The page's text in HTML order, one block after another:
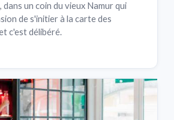
un coin du vieux Namur qui
de s'initier à la carte des
c'est délibéré.